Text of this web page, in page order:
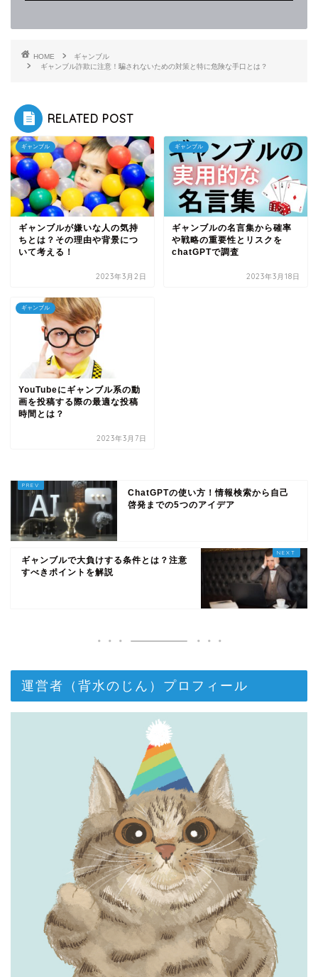
HOME
ギャンブル
ギャンブル詐欺に注意！騙されないための対策と特に危険な手口とは？
RELATED POST
ギャンブル
ギャンブルが嫌いな人の気持
ちとは？その理由や背景につ
いて考える！
2023年3月2日
ギャンブル
ギャンブルの名言集から確率
や戦略の重要性とリスクを
chatGPTで調査
2023年3月18日
ギャンブル
YouTubeにギャンブル系の動
画を投稿する際の最適な投稿
時間とは？
2023年3月7日
ChatGPTの使い方！情報検索から自己
啓発までの5つのアイデア
ギャンブルで大負けする条件とは？注意
すべきポイントを解説
運営者（背水のじん）プロフィール